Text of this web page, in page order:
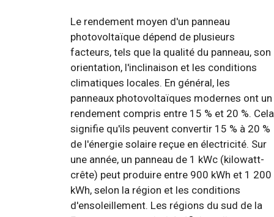
Le rendement moyen d'un panneau
photovoltaïque dépend de plusieurs
facteurs, tels que la qualité du panneau, son
orientation, l'inclinaison et les conditions
climatiques locales. En général, les
panneaux photovoltaïques modernes ont un
rendement compris entre 15 % et 20 %. Cela
signifie qu'ils peuvent convertir 15 % à 20 %
de l'énergie solaire reçue en électricité. Sur
une année, un panneau de 1 kWc (kilowatt-
crête) peut produire entre 900 kWh et 1 200
kWh, selon la région et les conditions
d'ensoleillement. Les régions du sud de la